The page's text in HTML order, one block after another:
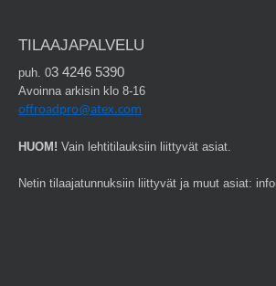
TILAAJAPALVELU
puh. 03 4246 5390
Avoinna arkisin klo 8-16
offroadpro@atex.com
HUOM! Vain lehtitilauksiin liittyvät asiat.
Netin tilaajatunnuksiin liittyvät ja muut asiat: